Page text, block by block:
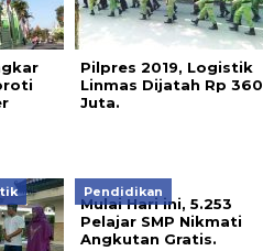
Pilpres 2019, Logistik
Linmas Dijatah Rp 360
Juta.
Pendidikan
Mulai Hari ini, 5.253
Pelajar SMP Nikmati
Angkutan Gratis.